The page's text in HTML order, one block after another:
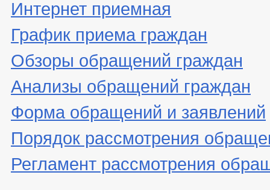
Интернет приемная
График приема граждан
Обзоры обращений граждан
Анализы обращений граждан
Форма обращений и заявлений
Порядок рассмотрения
Регламент рассмотрения